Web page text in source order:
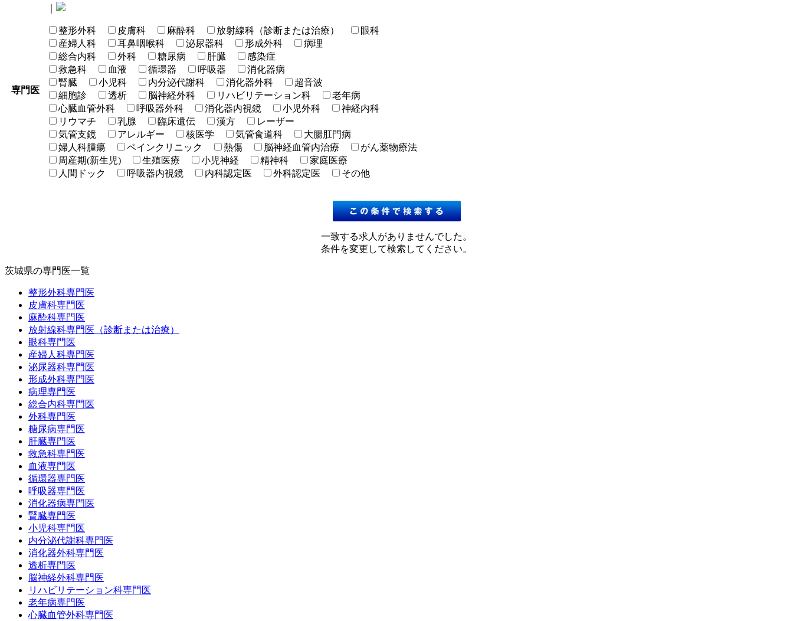
専門医
整形外科 皮膚科 麻酔科 放射線科（診断または治療）
眼科
産婦人科
耳鼻咽喉科 泌尿器科 形成外科
病理
総合内科
外科 糖尿病 肝臓
感染症
救急科
血液 循環器 呼吸器
消化器病
腎臓
小児科 内分泌代謝科 消化器外科
超音波
細胞診
透析 脳神経外科 リハビリテーション科
老年病
心臓血管外科
呼吸器外科 消化器内視鏡 小児外科
神経内科
リウマチ
乳腺 臨床遺伝 漢方
レーザー
気管支鏡
アレルギー 核医学 気管食道科
大腸肛門病
婦人科腫瘍
ペインクリニック 熱傷 脳神経血管内治療
がん薬物療法
周産期(新生児)
生殖医療 小児神経 精神科
家庭医療
人間ドック
呼吸器内視鏡 内科認定医 外科認定医 その他
一致する求人がありませんでした。
条件を変更して検索してください。
茨城県の専門医一覧
整形外科専門医
皮膚科専門医
麻酔科専門医
放射線科専門医（診断または治療）
眼科専門医
産婦人科専門医
泌尿器科専門医
形成外科専門医
病理専門医
総合内科専門医
外科専門医
糖尿病専門医
肝臓専門医
救急科専門医
血液専門医
循環器専門医
呼吸器専門医
消化器病専門医
腎臓専門医
小児科専門医
内分泌代謝科専門医
消化器外科専門医
透析専門医
脳神経外科専門医
リハビリテーション科専門医
老年病専門医
心臓血管外科専門医